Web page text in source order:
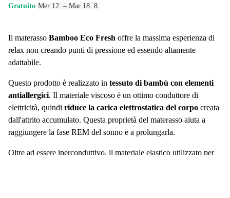
Gratuito·Mer 12. – Mar 18. 8.
Il materasso Bamboo Eco Fresh offre la massima esperienza di
relax non creando punti di pressione ed essendo altamente
adattabile.
Questo prodotto è realizzato in tessuto di bambù con elementi
antiallergici. Il materiale viscoso è un ottimo conduttore di
elettricità, quindi riduce la carica elettrostatica del corpo creata
dall'attrito accumulato. Questa proprietà del materasso aiuta a
raggiungere la fase REM del sonno e a prolungarla.
Oltre ad essere iperconduttivo, il materiale elastico utilizzato per